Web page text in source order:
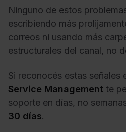
Ninguno de estos
escribiendo más
correos ni usando más
estructurales del canal, no
Si reconocés estas señales
Service Management te
soporte en días, no
30 días.